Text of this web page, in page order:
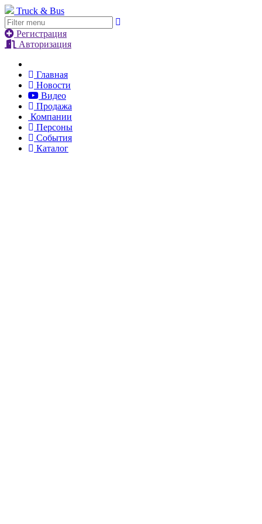
Truck & Bus
Регистрация
Авторизация
Главная
Новости
Видео
Продажа
Компании
Персоны
События
Каталог